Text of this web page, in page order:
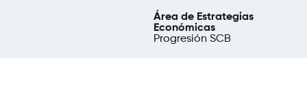
Área de Estrategias
Económicas
Progresión SCB